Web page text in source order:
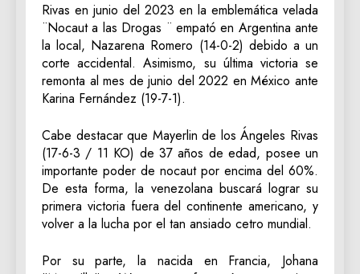
Rivas en junio del 2023 en la emblemática velada
¨Nocaut a las Drogas ¨ empató en Argentina ante
la local, Nazarena Romero (14-0-2) debido a un
corte accidental. Asimismo, su última victoria se
remonta al mes de junio del 2022 en México ante
Karina Fernández (19-7-1).
Cabe destacar que Mayerlin de los Ángeles Rivas
(17-6-3 / 11 KO) de 37 años de edad, posee un
importante poder de nocaut por encima del 60%.
De esta forma, la venezolana buscará lograr su
primera victoria fuera del continente americano, y
volver a la lucha por el tan ansiado cetro mundial.
Por su parte, la nacida en Francia, Johana